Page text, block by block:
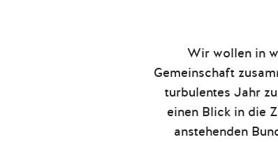
Wir wollen in
Gemeinschaft
turbulentes Jahr
einen Blick in die
anstehenden